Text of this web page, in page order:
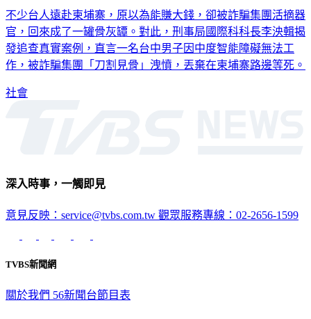
不少台人遠赴柬埔寨，原以為能賺大錢，卻被詐騙集團活摘器
官，回來成了一罐骨灰罈。對此，刑事局國際科科長李泱輯揭
發追查真實案例，直言一名台中男子因中度智能障礙無法工
作，被詐騙集團「刀割見骨」洩憤，丟棄在柬埔寨路邊等死。
社會
深入時事，一觸即見
意見反映：service@tvbs.com.tw 觀眾服務專線：02-2656-1599
TVBS新聞網
關於我們 56新聞台節目表